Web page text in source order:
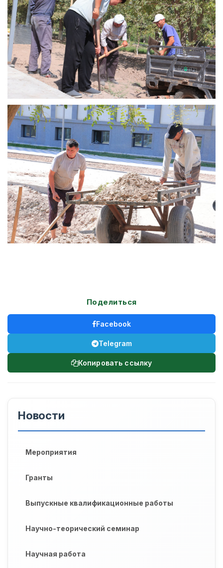
Поделиться
Facebook
Telegram
Копировать ссылку
Новости
Мероприятия
Гранты
Выпускные квалификационные работы
Научно-теорический семинар
Научная работа